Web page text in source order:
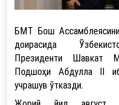
БМТ Бош
доирасида
Президенти Шавкат
Подшоҳи Абдулла II
учрашув ўтказди.